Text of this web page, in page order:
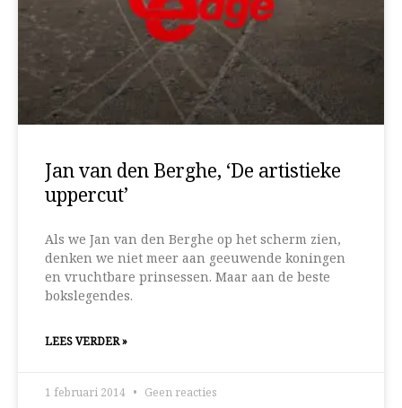
Jan van den Berghe, ‘De artistieke
uppercut’
Als we Jan van den Berghe op het scherm zien,
denken we niet meer aan geeuwende koningen
en vruchtbare prinsessen. Maar aan de beste
bokslegendes.
LEES VERDER »
1 februari 2014 Geen reacties